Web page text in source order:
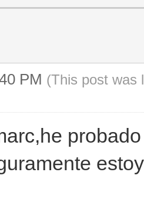
PM (This post was